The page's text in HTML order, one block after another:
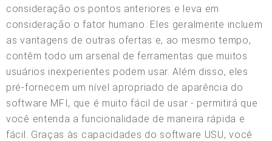
consideração os pontos anteriores e leva em
consideração o fator humano. Eles geralmente incluem
as vantagens de outras ofertas e, ao mesmo tempo,
contêm todo um arsenal de ferramentas que muitos
usuários inexperientes podem usar. Além disso, eles
pré-fornecem um nível apropriado de aparência do
software MFI, que é muito fácil de usar - permitirá que
você entenda a funcionalidade de maneira rápida e
fácil. Graças às capacidades do software USU, você